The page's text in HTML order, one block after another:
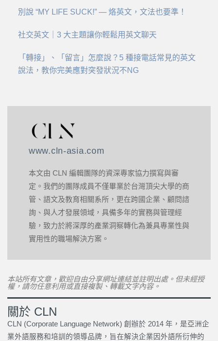
別說 “MY LIFE SUCK!” — 烙英文，文法也要準！
社交英文｜3 大主題讓你輕鬆用英文聊天
「轉接」、「留言」怎麼說？5 種接電話常見的英文
說法，教你完美應對突發狀況不NG
www.cln-asia.com
本文由 CLN 編輯團隊的資深專家協力撰寫與審
定。我們的團隊成員不僅畢業於台灣頂尖大學的商
管、語文及教育相關系所，更在跨國企業、顧問諮
詢、與人才發展領域，具備多年的實務與管理經
驗，致力於將深厚的產業洞察轉化為兼具專業性與
實用性的職場解決方案。
本站所有文章，歡迎自由分享網址連結並註明出處。但未經授
權，請勿任意利用或直接複製、轉載文字內容。
關於 CLN
CLN (Corporate Language Network) 創辦於 2014 年，是亞洲企
業外語服務和培訓的領導品牌，旨在解決企業因外語所衍伸的